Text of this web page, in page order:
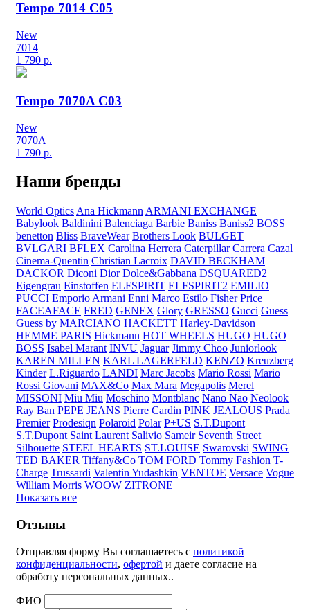
Tempo 7014 C05
New
7014
1 790 р.
Tempo 7070A C03
New
7070A
1 790 р.
Наши бренды
World Optics Ana Hickmann ARMANI EXCHANGE
Babylook Baldinini Balenciaga Barbie Baniss Baniss2 BOSS
benetton Bliss BraveWear Brothers Look BULGET
BVLGARI BFLEX Carolina Herrera Caterpillar Carrera Cazal
Cinema-Quentin Christian Lacroix DAVID BECKHAM
DACKOR Diconi Dior Dolce&Gabbana DSQUARED2
Eigengrau Einstoffen ELFSPIRIT ELFSPIRIT2 EMILIO
PUCCI Emporio Armani Enni Marco Estilo Fisher Price
FACEAFACE FRED GENEX Glory GRESSO Gucci Guess
Guess by MARCIANO HACKETT Harley-Davidson
HEMME PARIS Hickmann HOT WHEELS HUGO HUGO
BOSS Isabel Marant INVU Jaguar Jimmy Choo Juniorlook
KAREN MILLEN KARL LAGERFELD KENZO Kreuzberg
Kinder L.Riguardo LANDI Marc Jacobs Mario Rossi Mario
Rossi Giovani MAX&Co Max Mara Megapolis Merel
MISSONI Miu Miu Moschino Montblanc Nano Nao Neolook
Ray Ban PEPE JEANS Pierre Cardin PINK JEALOUS Prada
Premier Prodesiqn Polaroid Polar P+US S.T.Dupont
S.T.Dupont Saint Laurent Salivio Sameir Seventh Street
Silhouette STEEL HEARTS ST.LOUISE Swarovski SWING
TED BAKER Tiffany&Co TOM FORD Tommy Fashion T-
Charge Trussardi Valentin Yudashkin VENTOE Versace Vogue
William Morris WOOW ZITRONE
Показать все
Отзывы
Отправляя форму Вы соглашаетесь с политикой
конфиденциальности, офертой и даете согласие на
обработу персональных данных..
ФИО